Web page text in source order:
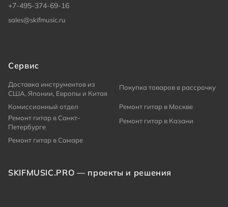
+7-495-374-69-16
sales@skifmusic.ru
Сервис
Доставка инструментов из
США, Японии, Европы и Китая
Покупка товаров в рассрочку
Комиссионный отдел
Ремонт гитар в Москве
Ремонт гитар в Санкт-
Петербурге
Ремонт гитар в Казани
Ремонт гитар в Самаре
SKIFMUSIC.PRO — проекты и решения